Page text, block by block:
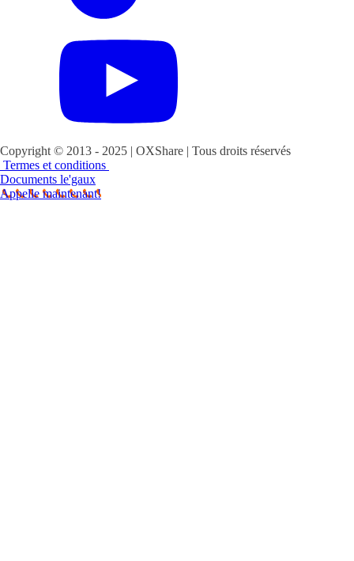
Copyright © 2013 - 2025 | OXShare | Tous droits réservés
Termes et conditions
Documents le'gaux
Appelle maintenant!